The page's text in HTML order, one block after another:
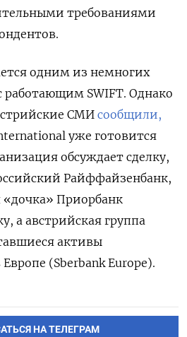
требованиями
одним из немногих
работающим SWIFT. Однако
СМИ сообщили,
уже готовится
обсуждает сделку,
Райффайзенбанк,
«дочка» Приорбанк
а австрийская группа
активы
(Sberbank Europe).
НА ТЕЛЕГРАМ